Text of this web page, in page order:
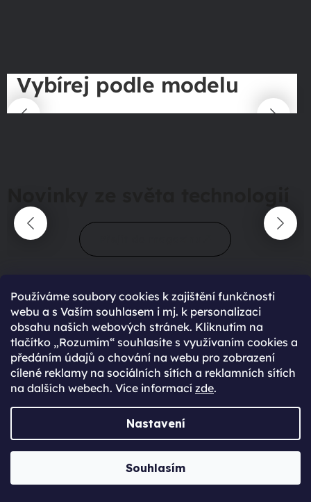
Používáme soubory cookies k zajištění funkčnosti
webu a s Vaším souhlasem i mj. k personalizaci
obsahu našich webových stránek. Kliknutím na
tlačítko „Rozumím“ souhlasíte s využívaním cookies a
předáním údajů o chování na webu pro zobrazení
cílené reklamy na sociálních sítích a reklamních sítích
na dalších webech. Více informací zde.
Nastavení
Souhlasím
Vybírej podle modelu
90 % spokojení zákazníci
428 hodnocení
maximální spokojenost
22.06.2025